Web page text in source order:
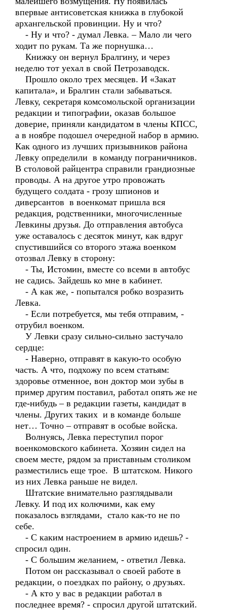
впервые антисоветская книжка в глубокой
архангельской провинции. Ну и что?
- Ну и что? - думал Левка. – Мало ли чего
ходит по рукам. Та же порнушка…
Книжку он вернул Бралгину, и через
неделю тот уехал в свой Петрозаводск.
Прошло около трех месяцев. И «Закат
капитала», и Бралгин стали забываться.
Левку, секретаря комсомольской организации
редакции и типографии, оказав большое
доверие, приняли кандидатом в члены КПСС,
а в ноябре подошел очередной набор в армию.
Как одного из лучших призывников района
Левку определили в команду пограничников.
В столовой райцентра справили грандиозные
проводы. А на другое утро провожать
будущего солдата - грозу шпионов и
диверсантов в военкомат пришла вся
редакция, родственники, многочисленные
Левкины друзья. До отправления автобуса
уже оставалось с десяток минут, как вдруг
спустившийся со второго этажа военком
отозвал Левку в сторону:
- Ты, Истомин, вместе со всеми в автобус
не садись. Зайдешь ко мне в кабинет.
- А как же, - попытался робко возразить
Левка.
- Если потребуется, мы тебя отправим, -
отрубил военком.
У Левки сразу сильно-сильно застучало
сердце:
- Наверно, отправят в какую-то особую
часть. А что, подхожу по всем статьям:
здоровье отменное, вон доктор мои зубы в
пример другим поставил, работал опять же не
где-нибудь – в редакции газеты, кандидат в
члены. Других таких и в команде больше
нет… Точно – отправят в особые войска.
Волнуясь, Левка переступил порог
военкомовского кабинета. Хозяин сидел на
своем месте, рядом за приставным столиком
разместились еще трое. В штатском. Никого
из них Левка раньше не видел.
Штатские внимательно разглядывали
Левку. И под их колючими, как ему
показалось взглядами, стало как-то не по
себе.
- С каким настроением в армию идешь? -
спросил один.
- С большим желанием, - ответил Левка.
Потом он рассказывал о своей работе в
редакции, о поездках по району, о друзьях.
- А кто у вас в редакции работал в
последнее время? - спросил другой штатский.